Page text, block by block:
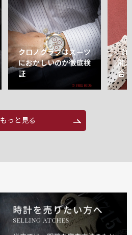
クロノグラフはスーツ
におかしいのか徹底検
証
【
能
合
もっと見る